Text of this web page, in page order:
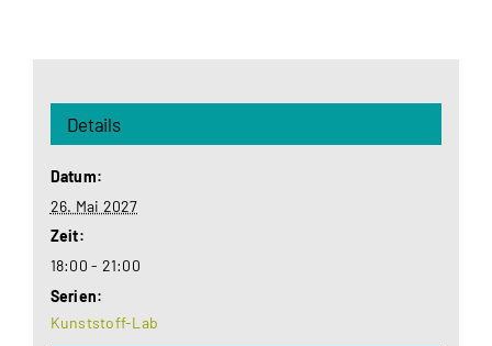
Details
Datum:
26. Mai 2027
Zeit:
18:00 - 21:00
Serien:
Kunststoff-Lab